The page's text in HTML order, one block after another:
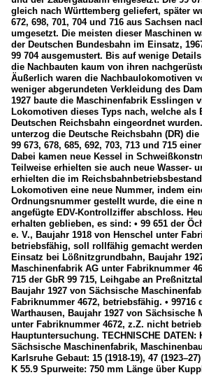
gleich nach Württemberg geliefert, später
672, 698, 701, 704 und 716 aus Sachsen
umgesetzt. Die meisten dieser Maschinen
der Deutschen Bundesbahn im Einsatz,
99 704 ausgemustert. Bis auf wenige
die Nachbauten kaum von ihren
Äußerlich waren die Nachbaulokomotiven
weniger abgerundeten Verkleidung des
1927 baute die Maschinenfabrik Esslingen
Lokomotiven dieses Typs nach, welche als
Deutschen Reichsbahn eingeordnet
unterzog die Deutsche Reichsbahn (DR)
99 673, 678, 685, 692, 703, 713 und 715
Dabei kamen neue Kessel in
Teilweise erhielten sie auch neue Wasser-
erhielten die im
Lokomotiven eine neue Nummer, indem
Ordnungsnummer gestellt wurde, die eine
angefügte EDV-Kontrollziffer abschloss.
erhalten geblieben, es sind: • 99 651 der
e. V., Baujahr 1918 von Henschel unter
betriebsfähig, soll rollfähig gemacht
Einsatz bei Lößnitzgrundbahn, Baujahr
Maschinenfabrik AG unter Fabriknummer
715 der GbR 99 715, Leihgabe an
Baujahr 1927 von Sächsische
Fabriknummer 4672, betriebsfähig. • 99716
Warthausen, Baujahr 1927 von Sächsische
unter Fabriknummer 4672, z.Z. nicht
Hauptuntersuchung. TECHNISCHE DATEN:
Sächsische Maschinenfabrik,
Karlsruhe Gebaut: 15 (1918-19), 47
K 55.9 Spurweite: 750 mm Länge über